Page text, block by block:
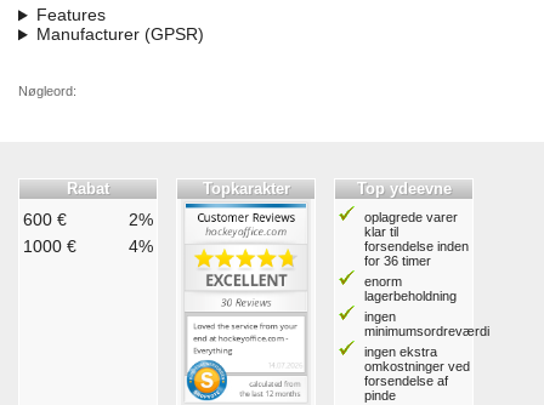
Features
Manufacturer (GPSR)
Nøgleord:
Rabat
600 €
2%
1000 €
4%
Topkarakter Top ydeevne
oplagrede varer
klar til
forsendelse inden
for 36 timer
enorm
lagerbeholdning
ingen
minimumsordreværdi
ingen ekstra
omkostninger ved
forsendelse af
pinde